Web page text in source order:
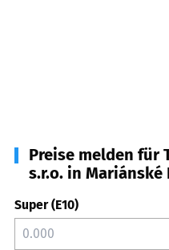
Preise melden für
s.r.o. in Mariánské
Super (E10)